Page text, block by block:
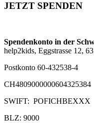
JETZT SPENDEN
Spendenkonto in der
help2kids, Eggstrasse 12,
Postkonto 60-432538-4
CH4809000000604325384
SWIFT: POFICHBEXXX
BLZ: 9000